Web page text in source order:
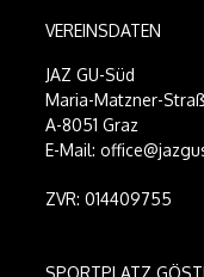
VEREINSDATEN
JAZ GU-Süd
Maria-Matzner-
A-8051 Graz
E-Mail:
ZVR: 014409755
SPORTPLATZ